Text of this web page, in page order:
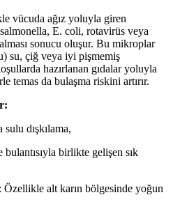
vücuda ağız yoluyla giren
E. coli, rotavirüs veya
sonucu oluşur. Bu mikroplar
su, çiğ veya iyi pişmemiş
hazırlanan gıdalar yoluyla
temas da bulaşma riskini artırır.
dışkılama,
birlikte gelişen sık
: Özellikle alt karın bölgesinde yoğun